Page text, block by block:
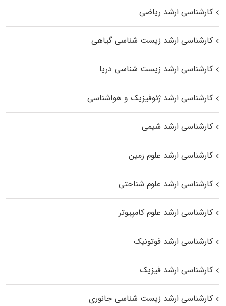
کارشناسی ارشد ریاضی
کارشناسی ارشد زیست‌ شناسی گیاهی
کارشناسی ارشد زیست‌ شناسی دریا
کارشناسی ارشد ژئوفیزیک و هواشناسی
کارشناسی ارشد شیمی
کارشناسی ارشد علوم زمین
کارشناسی ارشد علوم شناختی
کارشناسی ارشد علوم کامپیوتر
کارشناسی ارشد فوتونیک
کارشناسی ارشد فیزیک
کارشناسی ارشد زیست‌ شناسی جانوری